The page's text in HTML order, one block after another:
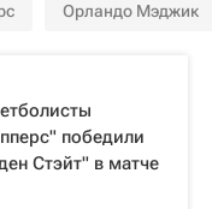
Орландо Мэджик
победили
Стэйт" в матче